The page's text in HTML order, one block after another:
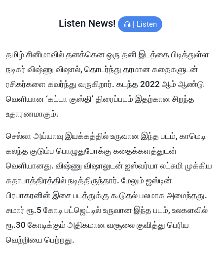
Listen News! | Listen
தமிழ் சினிமாவில் தனக்கென ஒரு தனி இடத்தை பிடித்துள்ள
நடிகர் விஷ்ணு விஷால், தொடர்ந்து தரமான கதைகளுடன்
ரசிகர்களை கவர்ந்து வருகிறார். கடந்த 2022 ஆம் ஆண்டு
வெளியான ‘கட்டா குஸ்தி’ திரைப்படம் இதற்கான சிறந்த
உதாரணமாகும்.
செல்லா அய்யாவு இயக்கத்தில் உருவான இந்த படம், காமெடி
கலந்த குடும்ப பொழுதுபோக்கு கதைக்களத்துடன்
வெளியானது. விஷ்ணு விஷாலுடன் ஐஸ்வர்யா லட்சுமி முக்கிய
கதாபாத்திரத்தில் நடித்திருந்தார். மேலும் ஜஸ்டின்
பிரபாகரனின் இசை படத்துக்கு கூடுதல் பலமாக அமைந்தது.
சுமார் ரூ.5 கோடி பட்ஜெட்டில் உருவான இந்த படம், உலகளவில்
ரூ.30 கோடிக்கும் அதிகமான வசூலை குவித்து பெரிய
வெற்றியை பெற்றது.